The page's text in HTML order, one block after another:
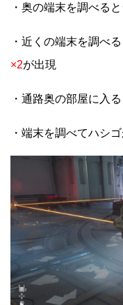
・奥の端末を調べる
・近くの端末を調べる
×2が出現
・通路奥の部屋に入る
・端末を調べてハシ